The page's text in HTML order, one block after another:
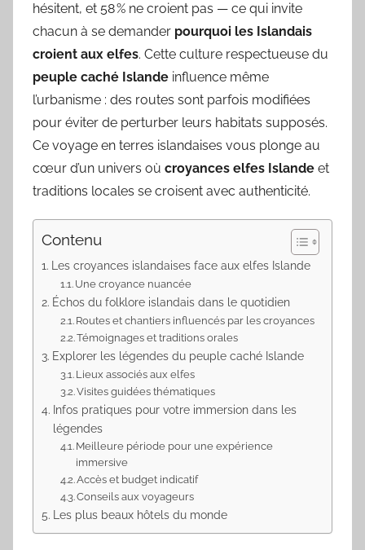
hésitent, et 58 % ne croient pas — ce qui invite
chacun à se demander pourquoi les Islandais
croient aux elfes. Cette culture respectueuse du
peuple caché Islande influence même
l’urbanisme : des routes sont parfois modifiées
pour éviter de perturber leurs habitats supposés.
Ce voyage en terres islandaises vous plonge au
cœur d’un univers où croyances elfes Islande et
traditions locales se croisent avec authenticité.
Contenu
Les croyances islandaises face aux elfes Islande
Une croyance nuancée
Échos du folklore islandais dans le quotidien
Routes et chantiers influencés par les croyances
Témoignages et traditions orales
Explorer les légendes du peuple caché Islande
Lieux associés aux elfes
Visites guidées thématiques
Infos pratiques pour votre immersion dans les
légendes
Meilleure période pour une expérience
immersive
Accès et budget indicatif
Conseils aux voyageurs
Les plus beaux hôtels du monde